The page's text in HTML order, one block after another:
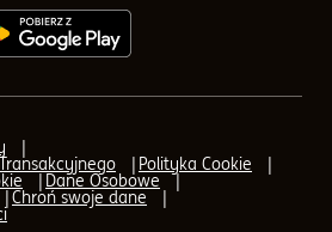
praniu pieniędzy)
TFI24
Polityka Cookie
Dane Osobowe
Chroń swoje dane